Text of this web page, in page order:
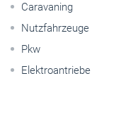
Caravaning
Nutzfahrzeuge
Pkw
Elektroantriebe